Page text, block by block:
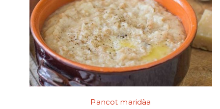
Pancot maridàa